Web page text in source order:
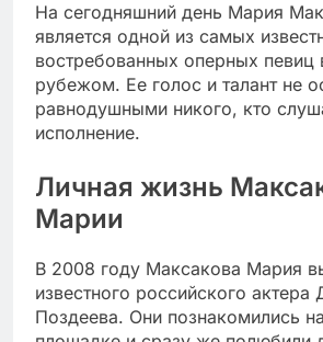
На сегодняшний день Мария
является одной из самых
востребованных оперных певиц
рубежом. Ее голос и талант не
равнодушными никого, кто
исполнение.
Личная жизнь
Марии
В 2008 году Максакова Мария
известного российского актера
Поздеева. Они познакомились